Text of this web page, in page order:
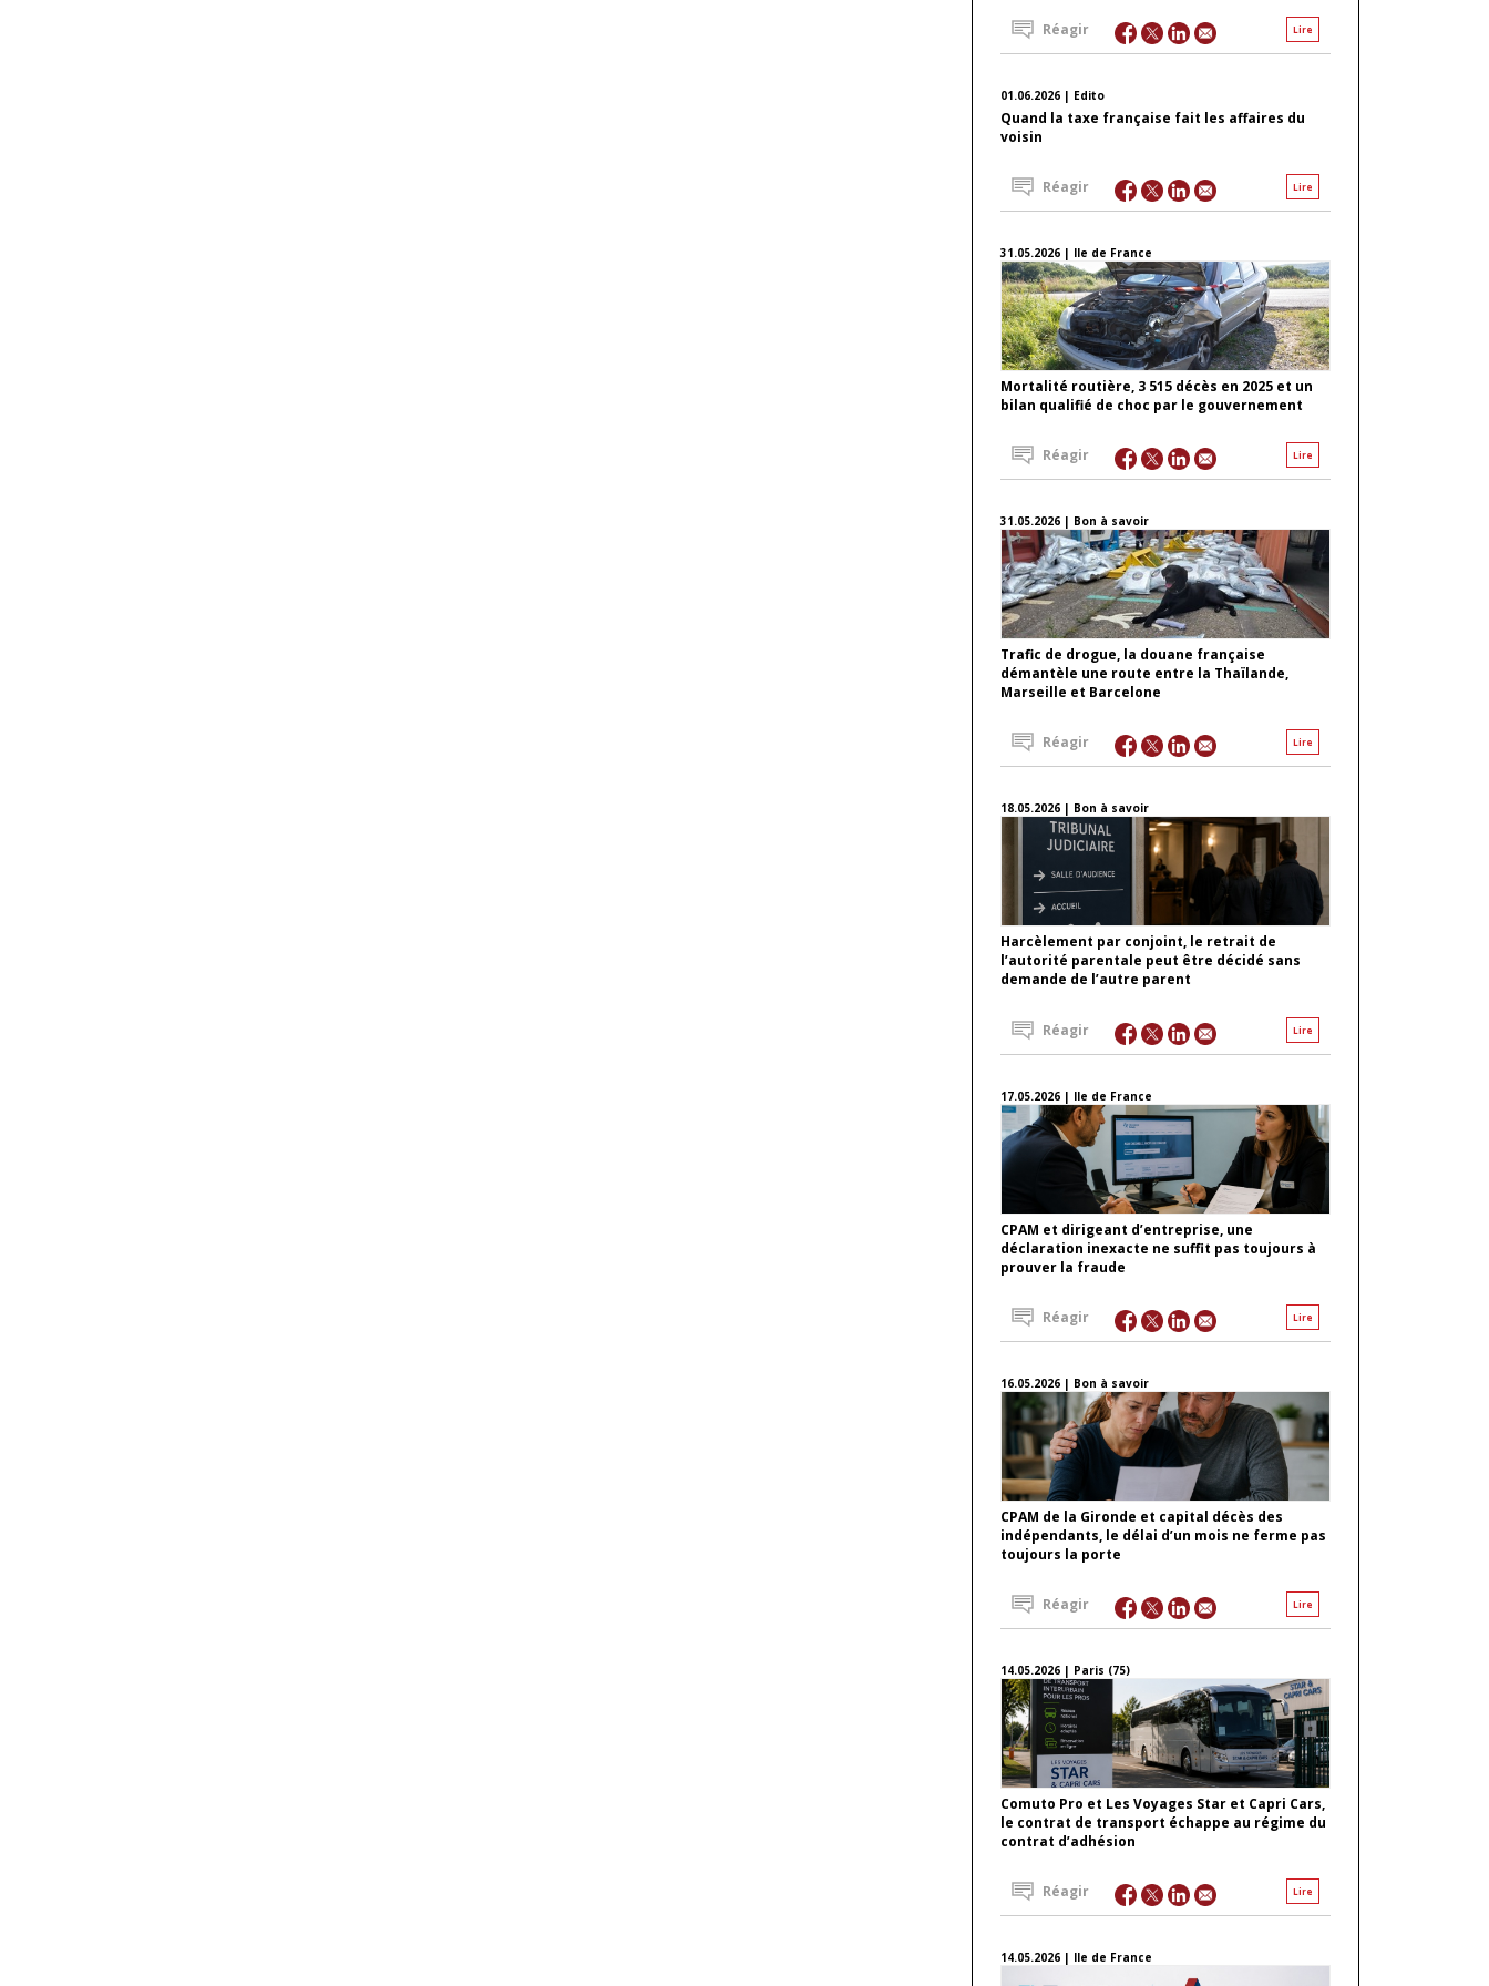
Lire
Réagir
01.06.2026 | Edito
Quand la taxe française fait les affaires du
voisin
Lire
Réagir
31.05.2026 | Ile de France
Mortalité routière, 3 515 décès en 2025 et un
bilan qualifié de choc par le gouvernement
Lire
Réagir
31.05.2026 | Bon à savoir
Trafic de drogue, la douane française
démantèle une route entre la Thaïlande,
Marseille et Barcelone
Lire
Réagir
18.05.2026 | Bon à savoir
Harcèlement par conjoint, le retrait de
l’autorité parentale peut être décidé sans
demande de l’autre parent
Lire
Réagir
17.05.2026 | Ile de France
CPAM et dirigeant d’entreprise, une
déclaration inexacte ne suffit pas toujours à
prouver la fraude
Lire
Réagir
16.05.2026 | Bon à savoir
CPAM de la Gironde et capital décès des
indépendants, le délai d’un mois ne ferme pas
toujours la porte
Lire
Réagir
14.05.2026 | Paris (75)
Comuto Pro et Les Voyages Star et Capri Cars,
le contrat de transport échappe au régime du
contrat d’adhésion
Lire
Réagir
14.05.2026 | Ile de France